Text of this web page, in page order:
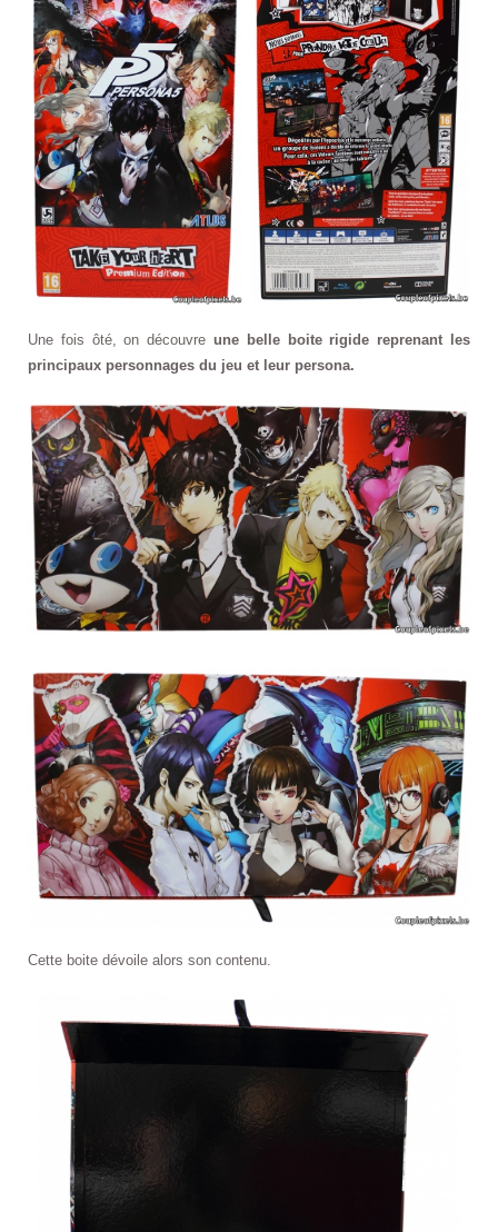
Une fois ôté, on découvre une belle boite rigide reprenant les
principaux personnages du jeu et leur persona.
Cette boite dévoile alors son contenu.